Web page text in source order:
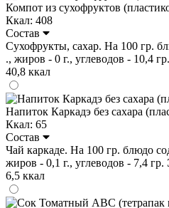
Компот из сухофруктов
Ккал: 408
Состав
Сухофрукты, сахар. На 100 гр.
., жиров - 0 г., углеводов - 10,4
40,8 ккал
Напиток Каркадэ без сахара
Ккал: 65
Состав
Чай каркаде. На 100 гр. блюдо
жиров - 0,1 г., углеводов - 7,4 гр.
6,5 ккал